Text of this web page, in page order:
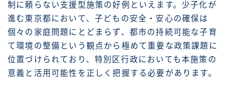
制に頼らない支援型施策の好例といえます。少子化が
進む東京都において、子どもの安全・安心の確保は
個々の家庭問題にとどまらず、都市の持続可能な子育
て環境の整備という観点から極めて重要な政策課題に
位置づけられており、特別区行政においても本施策の
意義と活用可能性を正しく把握する必要があります。